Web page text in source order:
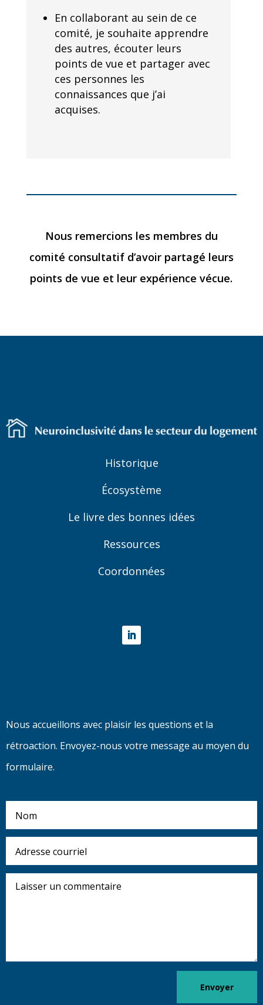
En collaborant au sein de ce
comité, je souhaite apprendre
des autres, écouter leurs
points de vue et partager avec
ces personnes les
connaissances que j’ai
acquises.
Nous remercions les membres du
comité consultatif d’avoir partagé leurs
points de vue et leur expérience vécue.
Historique
Écosystème
Le livre des bonnes idées
Ressources
Coordonnées
Nous accueillons avec plaisir les questions et la
rétroaction. Envoyez-nous votre message au moyen du
formulaire.
courriel
un
Envoyer